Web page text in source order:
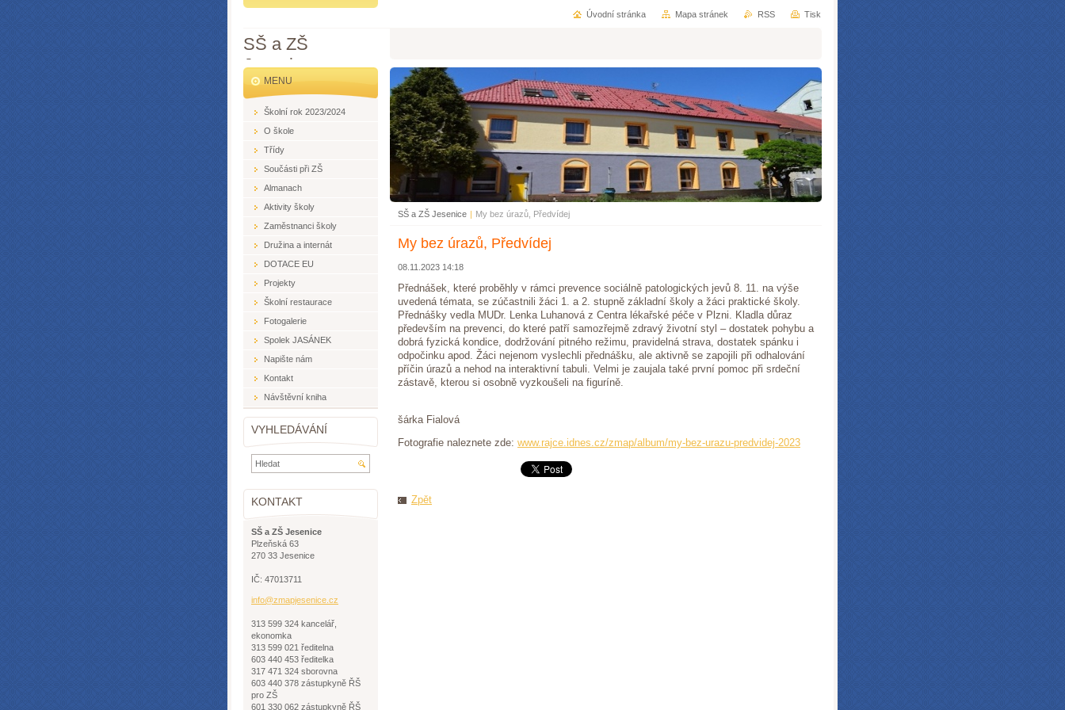
SŠ a ZŠ
Jesenice
SŠ a ZŠ Jesenice | My bez úrazů, Předvídej
My bez úrazů, Předvídej
08.11.2023 14:18
Přednášek, které proběhly v rámci prevence sociálně patologických jevů 8. 11. na výše
uvedená témata, se zúčastnili žáci 1. a 2. stupně základní školy a žáci praktické školy.
Přednášky vedla MUDr. Lenka Luhanová z Centra lékařské péče v Plzni. Kladla důraz
především na prevenci, do které patří samozřejmě zdravý životní styl – dostatek pohybu a
dobrá fyzická kondice, dodržování pitného režimu, pravidelná strava, dostatek spánku i
odpočinku apod. Žáci nejenom vyslechli přednášku, ale aktivně se zapojili při odhalování
příčin úrazů a nehod na interaktivní tabuli. Velmi je zaujala také první pomoc při srdeční
zástavě, kterou si osobně vyzkoušeli na figuríně.
šárka Fialová
Fotografie naleznete zde: www.rajce.idnes.cz/zmap/album/my-bez-urazu-predvidej-2023
Zpět
MENU
Školní rok 2023/2024
O škole
Třídy
Součásti při ZŠ
Almanach
Aktivity školy
Zaměstnanci školy
Družina a internát
DOTACE EU
Projekty
Školní restaurace
Fotogalerie
Spolek JASÁNEK
Napište nám
Kontakt
Návštěvní kniha
VYHLEDÁVÁNÍ
KONTAKT
SŠ a ZŠ Jesenice
Plzeňská 63
270 33 Jesenice
IČ: 47013711
info@zmapjesenice.cz
313 599 324 kancelář,
ekonomka
313 599 021 ředitelna
603 440 453 ředitelka
317 471 324 sborovna
603 440 378 zástupkyně ŘŠ
pro ZŠ
601 330 062 zástupkyně ŘŠ
Úvodní stránka Mapa stránek RSS Tisk